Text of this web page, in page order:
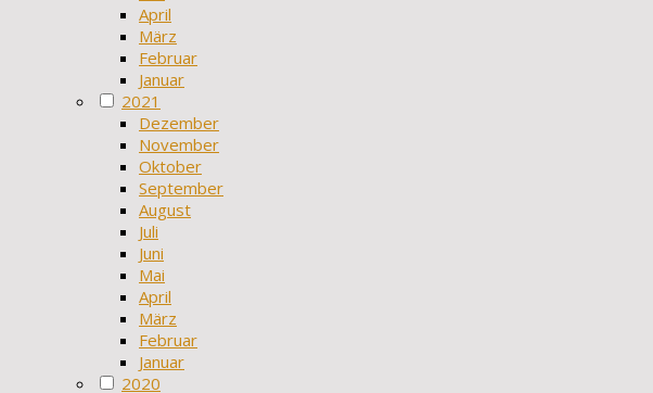
April
März
Februar
Januar
2021
Dezember
November
Oktober
September
August
Juli
Juni
Mai
April
März
Februar
Januar
2020